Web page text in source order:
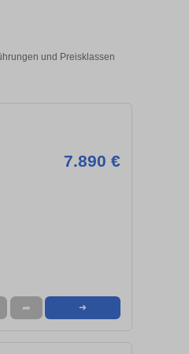
und Preisklassen
7.890 €
➦ ➜